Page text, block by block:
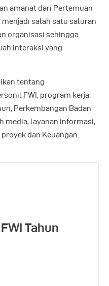
amanat dari Pertemuan
salah satu saluran
organisasi sehingga
interaksi yang
tentang
FWI, program kerja
Perkembangan Badan
media, layanan informasi,
dan Keuangan.
Tahun